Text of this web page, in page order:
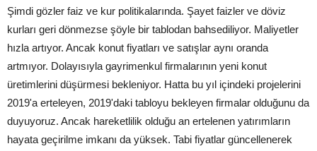
Şimdi gözler faiz ve kur politikalarında. Şayet faizler ve döviz
kurları geri dönmezse şöyle bir tablodan bahsediliyor. Maliyetler
hızla artıyor. Ancak konut fiyatları ve satışlar aynı oranda
artmıyor. Dolayısıyla gayrimenkul firmalarının yeni konut
üretimlerini düşürmesi bekleniyor. Hatta bu yıl içindeki projelerini
2019'a erteleyen, 2019'daki tabloyu bekleyen firmalar olduğunu da
duyuyoruz. Ancak hareketlilik olduğu an ertelenen yatırımların
hayata geçirilme imkanı da yüksek. Tabi fiyatlar güncellenerek